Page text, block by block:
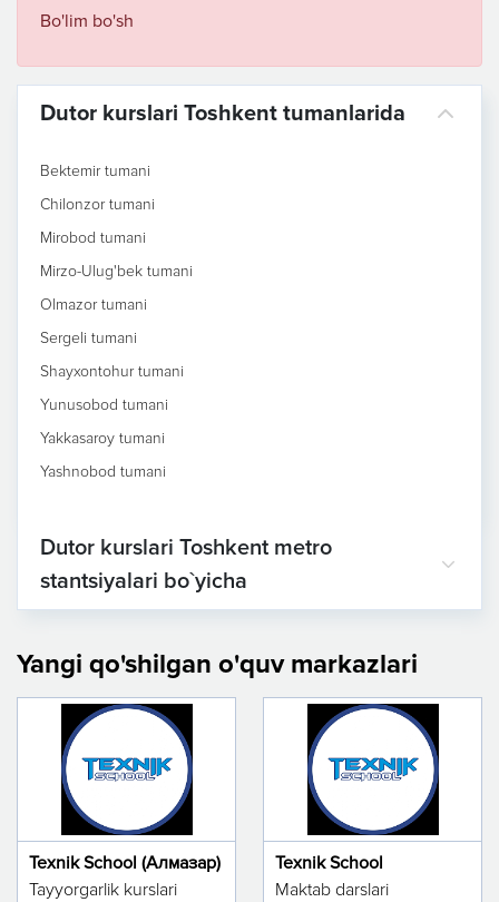
Bo'lim bo'sh
Dutor kurslari Toshkent tumanlarida
Bektemir tumani
Chilonzor tumani
Mirobod tumani
Mirzo-Ulug'bek tumani
Olmazor tumani
Sergeli tumani
Shayxontohur tumani
Yunusobod tumani
Yakkasaroy tumani
Yashnobod tumani
Dutor kurslari Toshkent metro
stantsiyalari bo`yicha
Yangi qo'shilgan o'quv markazlari
Texnik School (Алмазар)
Tayyorgarlik kurslari
Texnik School
Maktab darslari